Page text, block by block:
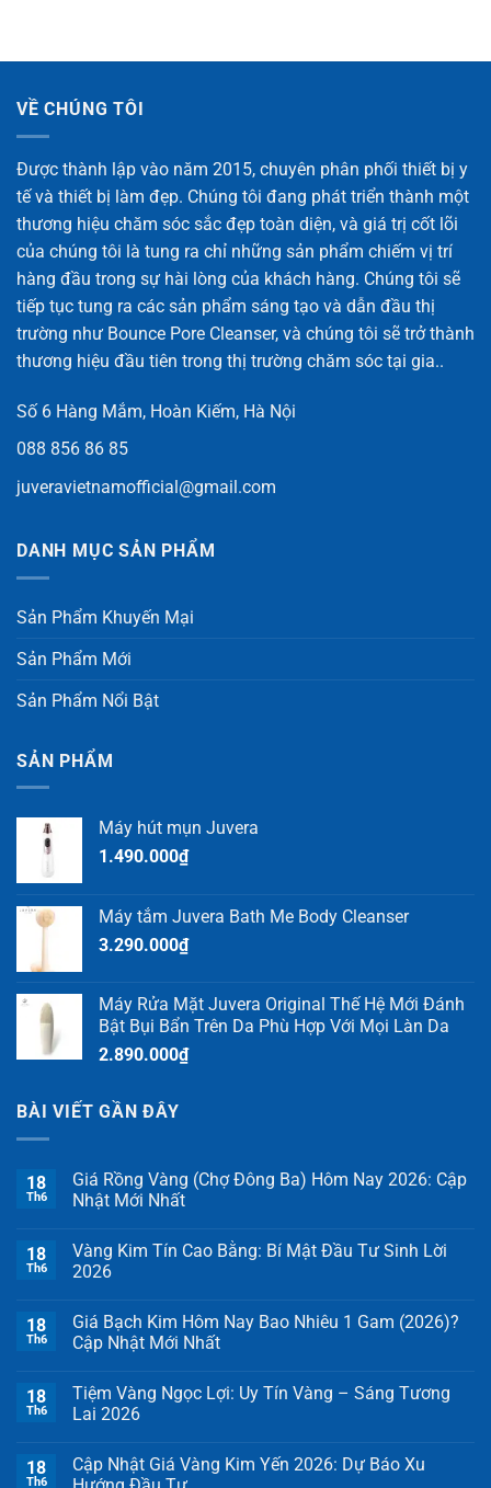
VỀ CHÚNG TÔI
Được thành lập vào năm 2015, chuyên phân phối thiết bị y
tế và thiết bị làm đẹp. Chúng tôi đang phát triển thành một
thương hiệu chăm sóc sắc đẹp toàn diện, và giá trị cốt lõi
của chúng tôi là tung ra chỉ những sản phẩm chiếm vị trí
hàng đầu trong sự hài lòng của khách hàng. Chúng tôi sẽ
tiếp tục tung ra các sản phẩm sáng tạo và dẫn đầu thị
trường như Bounce Pore Cleanser, và chúng tôi sẽ trở thành
thương hiệu đầu tiên trong thị trường chăm sóc tại gia..
Số 6 Hàng Mắm, Hoàn Kiếm, Hà Nội
088 856 86 85
juveravietnamofficial@gmail.com
DANH MỤC SẢN PHẨM
Sản Phẩm Khuyến Mại
Sản Phẩm Mới
Sản Phẩm Nổi Bật
SẢN PHẨM
Máy hút mụn Juvera
1.490.000₫
Máy tắm Juvera Bath Me Body Cleanser
3.290.000₫
Máy Rửa Mặt Juvera Original Thế Hệ Mới Đánh
Bật Bụi Bẩn Trên Da Phù Hợp Với Mọi Làn Da
2.890.000₫
BÀI VIẾT GẦN ĐÂY
18
Th6
Giá Rồng Vàng (Chợ Đông Ba) Hôm Nay 2026: Cập
Nhật Mới Nhất
18
Th6
Vàng Kim Tín Cao Bằng: Bí Mật Đầu Tư Sinh Lời
2026
18
Th6
Giá Bạch Kim Hôm Nay Bao Nhiêu 1 Gam (2026)?
Cập Nhật Mới Nhất
18
Th6
Tiệm Vàng Ngọc Lợi: Uy Tín Vàng – Sáng Tương
Lai 2026
18
Th6
Cập Nhật Giá Vàng Kim Yến 2026: Dự Báo Xu